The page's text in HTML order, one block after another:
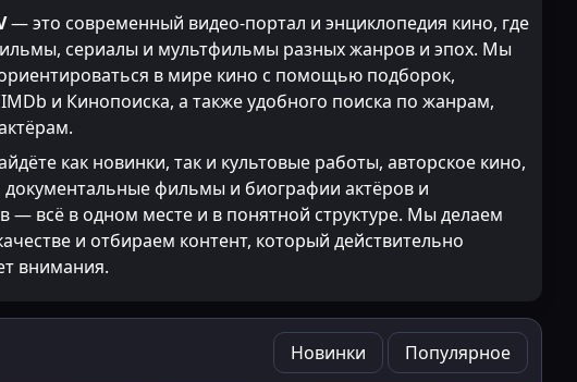
— это современный видео-портал и энциклопедия кино, где
сериалы и мультфильмы разных жанров и эпох. Мы
в мире кино с помощью подборок,
и Кинопоиска, а также удобного поиска по жанрам,
как новинки, так и культовые работы, авторское кино,
фильмы и биографии актёров и
— всё в одном месте и в понятной структуре. Мы делаем
и отбираем контент, который действительно
внимания.
Новинки Популярное